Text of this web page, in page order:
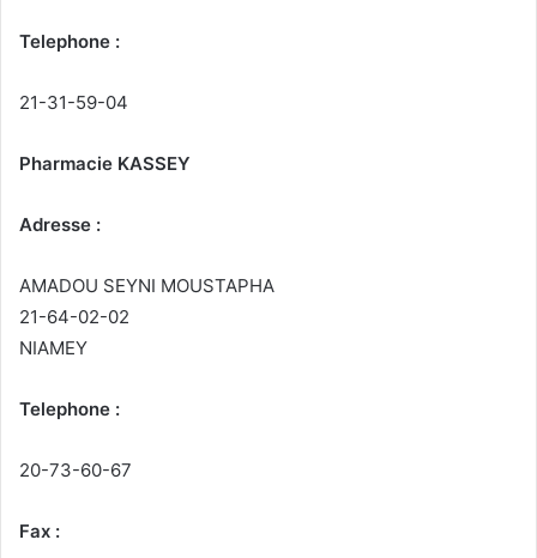
Telephone :
21-31-59-04
Pharmacie KASSEY
Adresse :
AMADOU SEYNI MOUSTAPHA
21-64-02-02
NIAMEY
Telephone :
20-73-60-67
Fax :